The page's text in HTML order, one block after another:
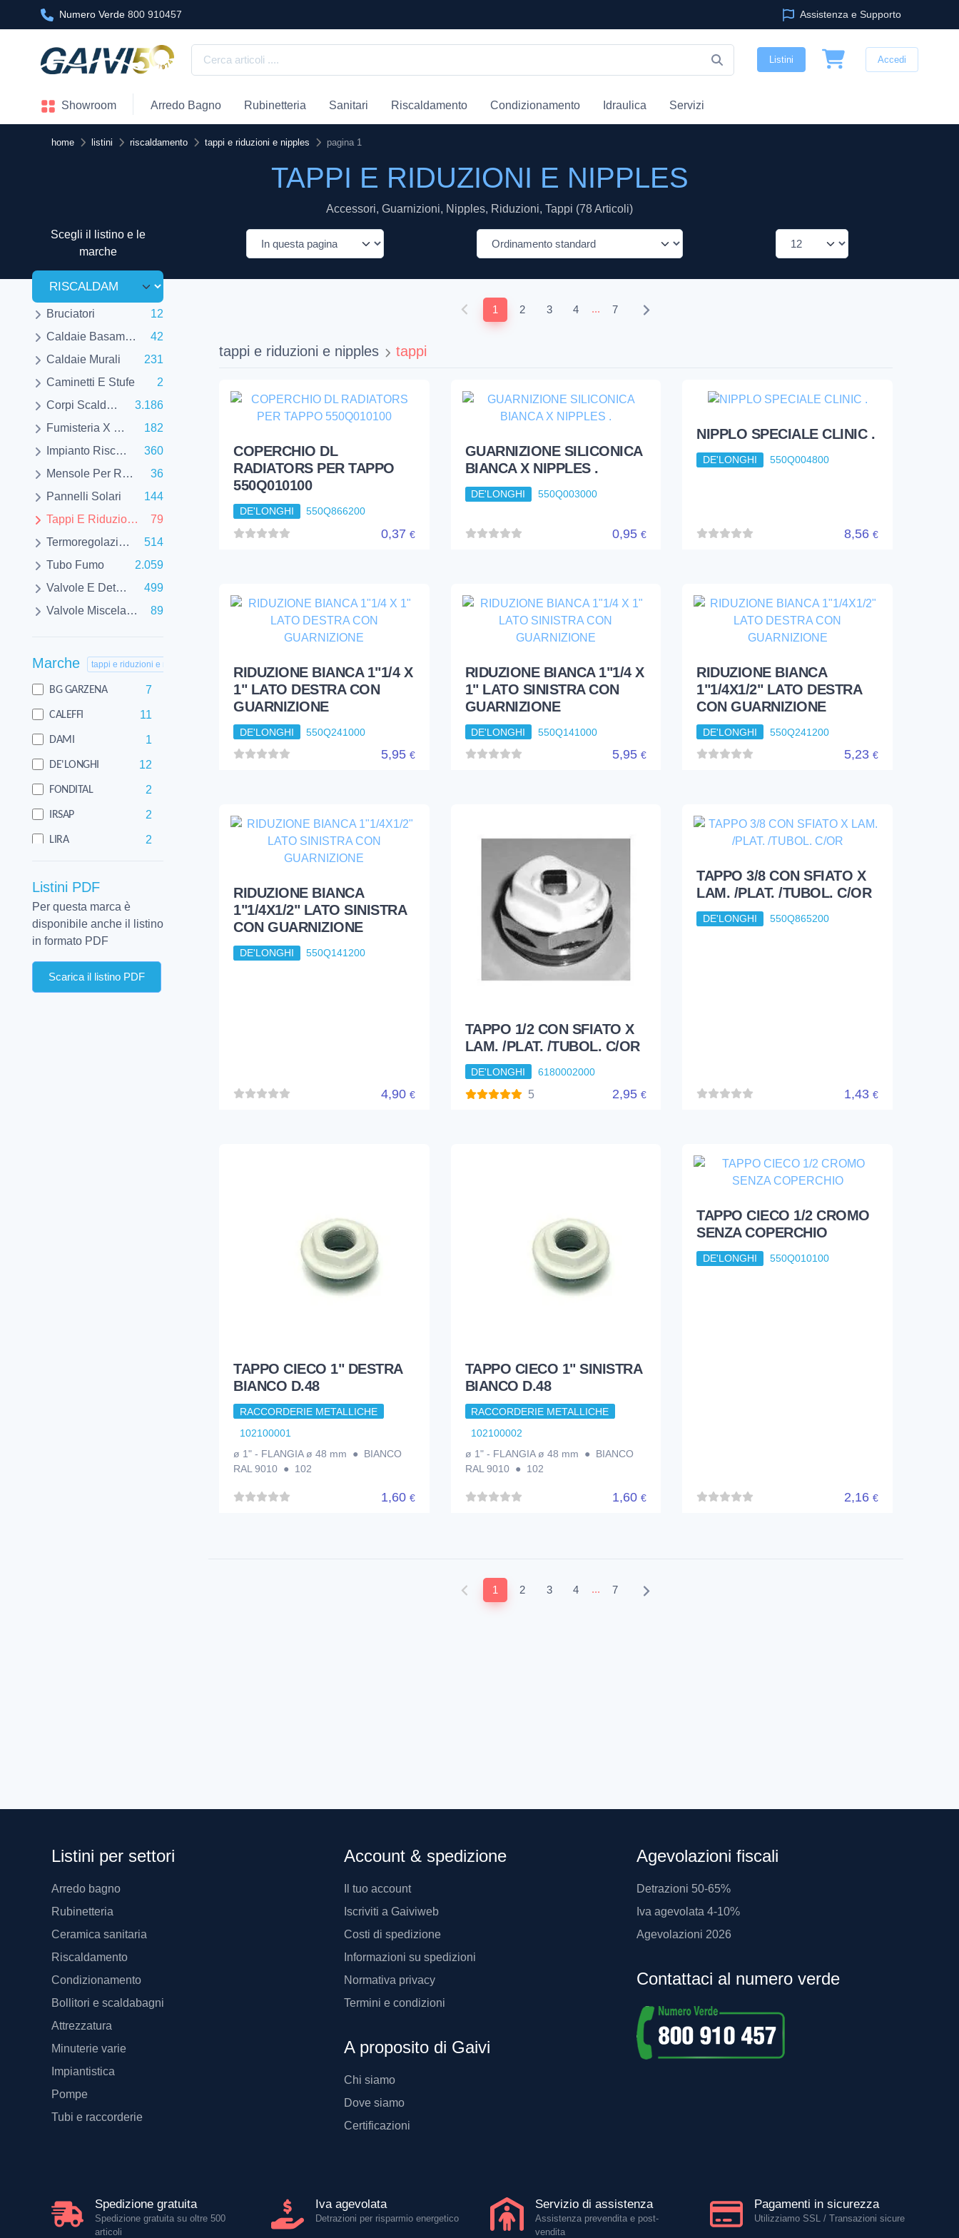
Numero Verde 800 910457 Assistenza e Supporto
Listini Accedi
Showroom Arredo Bagno Rubinetteria Sanitari Riscaldamento Condizionamento Idraulica Servizi
home listini riscaldamento tappi e riduzioni e nipples pagina 1
TAPPI E RIDUZIONI E NIPPLES
Accessori, Guarnizioni, Nipples, Riduzioni, Tappi (78 Articoli)
Scegli il listino e le
marche
Bruciatori
12
Caldaie Basamento
42
Caldaie Murali
231
Caminetti E Stufe
2
Corpi Scaldanti
3.186
Fumisteria X Caldaie
182
Impianto Riscaldamento Pavimento
360
Mensole Per Radiatori E Lavello
36
Pannelli Solari
144
Tappi E Riduzioni E Nipples
79
Termoregolazione
514
Tubo Fumo
2.059
Valvole E Detentori Per Radiatori
499
Valvole Miscelatrici
89
Marche tappi e riduzioni e nipples
BG GARZENA 7
CALEFFI 11
DAMI 1
DE'LONGHI 12
FONDITAL 2
IRSAP 2
LIRA 2
TECNOGAS
Listini PDF
Per questa marca è
disponibile anche il listino
in formato PDF
Scarica il listino PDF
1 2 3 4 ... 7
tappi e riduzioni e nipples tappi
COPERCHIO DL
RADIATORS PER TAPPO
550Q010100
GUARNIZIONE SILICONICA
BIANCA X NIPPLES .
DE'LONGHI 550Q003000
0,95
NIPPLO SPECIALE CLINIC .
DE'LONGHI 550Q004800
8,56
RIDUZIONE BIANCA 1"1/4 X
1" LATO DESTRA CON
GUARNIZIONE
5,95
1" LATO SINISTRA CON
GUARNIZIONE
DE'LONGHI 550Q141000
5,95
RIDUZIONE BIANCA
1"1/4X1/2" LATO DESTRA
DE'LONGHI 550Q241200
6180002000
5
102100002
ø 1" - FLANGIA ø 48 mm ● BIANCO
Listini per settori
Arredo bagno
Rubinetteria
Ceramica sanitaria
Riscaldamento
Condizionamento
Bollitori e scaldabagni
Attrezzatura
Minuterie varie
Impiantistica
Pompe
Tubi e raccorderie
Account & spedizione
Il tuo account
Iscriviti a Gaiviweb
Costi di spedizione
Informazioni su spedizioni
Normativa privacy
Termini e condizioni
A proposito di Gaivi
Chi siamo
Dove siamo
Certificazioni
Agevolazioni fiscali
Detrazioni 50-65%
Iva agevolata 4-10%
Agevolazioni 2026
Contattaci al numero verde
Spedizione gratuita
Spedizione gratuita su oltre 500
articoli
Iva agevolata
Detrazioni per risparmio energetico
Servizio di assistenza
Assistenza prevendita e post-
vendita
Pagamenti in sicurezza
Utilizziamo SSL / Transazioni sicure